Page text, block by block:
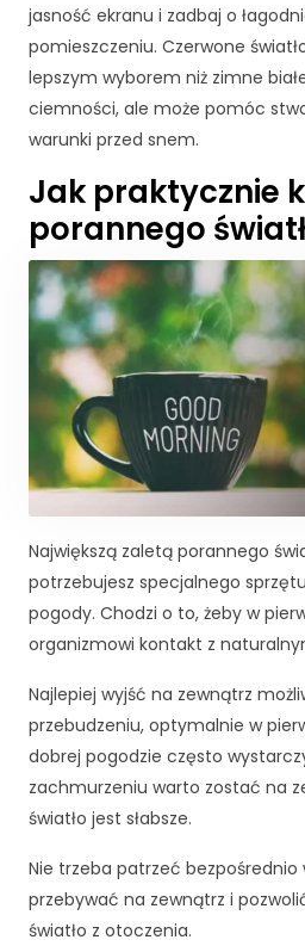
jasność ekranu i zadbaj o
pomieszczeniu. Czerwone
lepszym wyborem niż zimne
ciemności, ale może pomóc
warunki przed snem.
Jak praktycznie
porannego
Największą zaletą porannego
potrzebujesz specjalnego
pogody. Chodzi o to, żeby w
organizmowi kontakt z
Najlepiej wyjść na zewnątrz
przebudzeniu, optymalnie w
dobrej pogodzie często
zachmurzeniu warto zostać na
światło jest słabsze.
Nie trzeba patrzeć bezpośrednio
przebywać na zewnątrz i
światło z otoczenia.
j.
M
a
e
ti
n
g
U
st
ą
w
oj
e
ai
nt
r
e
s
a
a
i